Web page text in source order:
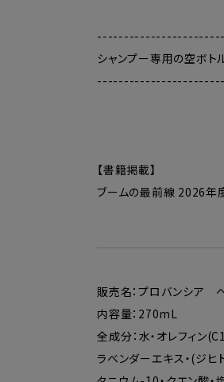
シャンプー専用の空ボト
【書籍掲載】
ブームの最前線 2026年
販売名：プロバンシア
内容量：270mL
全成分：水・オレフィン
ラベンダーエキス・(ジ